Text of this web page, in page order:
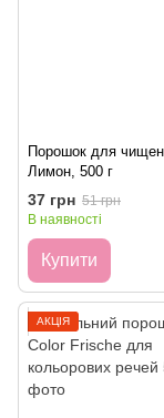
Порошок для
Лимон, 500 г
37 грн 51 грн
В наявності
Купити
АКЦІЯ